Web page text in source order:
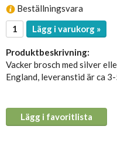
Beställningsvara
Lägg i varukorg »
Produktbeskrivning:
Vacker brosch med silver
England, leveranstid är ca
Lägg i favoritlista